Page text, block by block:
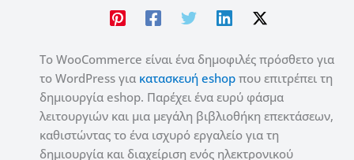
Το WooCommerce είναι ένα δημοφιλές πρόσθετο για
το WordPress για κατασκευή eshop που επιτρέπει τη
δημιουργία eshop. Παρέχει ένα ευρύ φάσμα
λειτουργιών και μια μεγάλη βιβλιοθήκη επεκτάσεων,
καθιστώντας το ένα ισχυρό εργαλείο για τη
δημιουργία και διαχείριση ενός ηλεκτρονικού